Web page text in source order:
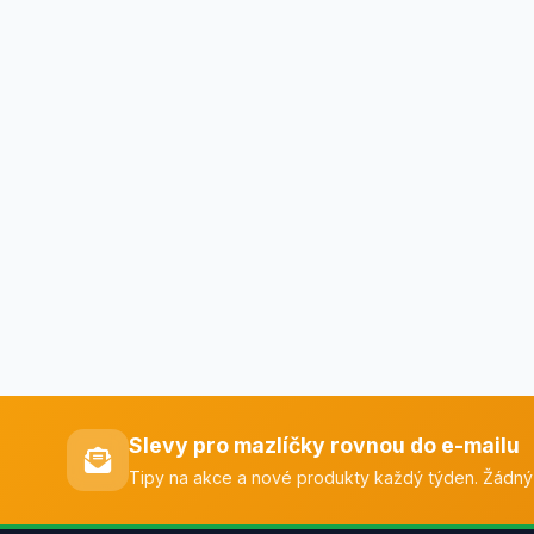
Slevy pro mazlíčky rovnou do e-mailu
Tipy na akce a nové produkty každý týden. Žádný